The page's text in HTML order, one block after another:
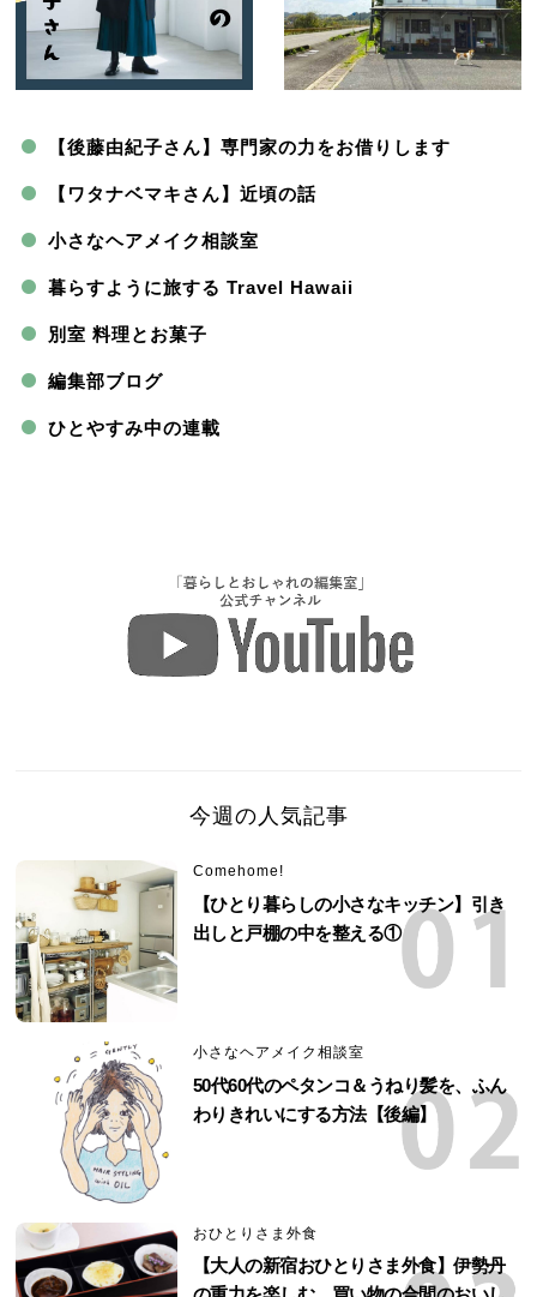
【後藤由紀子さん】専門家の力をお借りします
【ワタナベマキさん】近頃の話
小さなヘアメイク相談室
暮らすように旅する Travel Hawaii
別室 料理とお菓子
編集部ブログ
ひとやすみ中の連載
今週の人気記事
Comehome!
【ひとり暮らしの小さなキッチン】引き
出しと戸棚の中を整える①
小さなヘアメイク相談室
50代60代のペタンコ＆うねり髪を、ふん
わりきれいにする方法【後編】
おひとりさま外食
【大人の新宿おひとりさま外食】伊勢丹